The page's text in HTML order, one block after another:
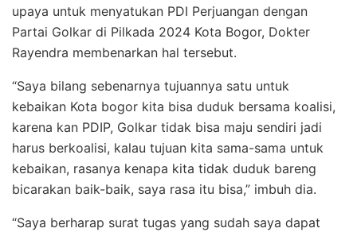
upaya untuk menyatukan PDI Perjuangan dengan
Partai Golkar di Pilkada 2024 Kota Bogor, Dokter
Rayendra membenarkan hal tersebut.
“Saya bilang sebenarnya tujuannya satu untuk
kebaikan Kota bogor kita bisa duduk bersama koalisi,
karena kan PDIP, Golkar tidak bisa maju sendiri jadi
harus berkoalisi, kalau tujuan kita sama-sama untuk
kebaikan, rasanya kenapa kita tidak duduk bareng
bicarakan baik-baik, saya rasa itu bisa,” imbuh dia.
“Saya berharap surat tugas yang sudah saya dapat